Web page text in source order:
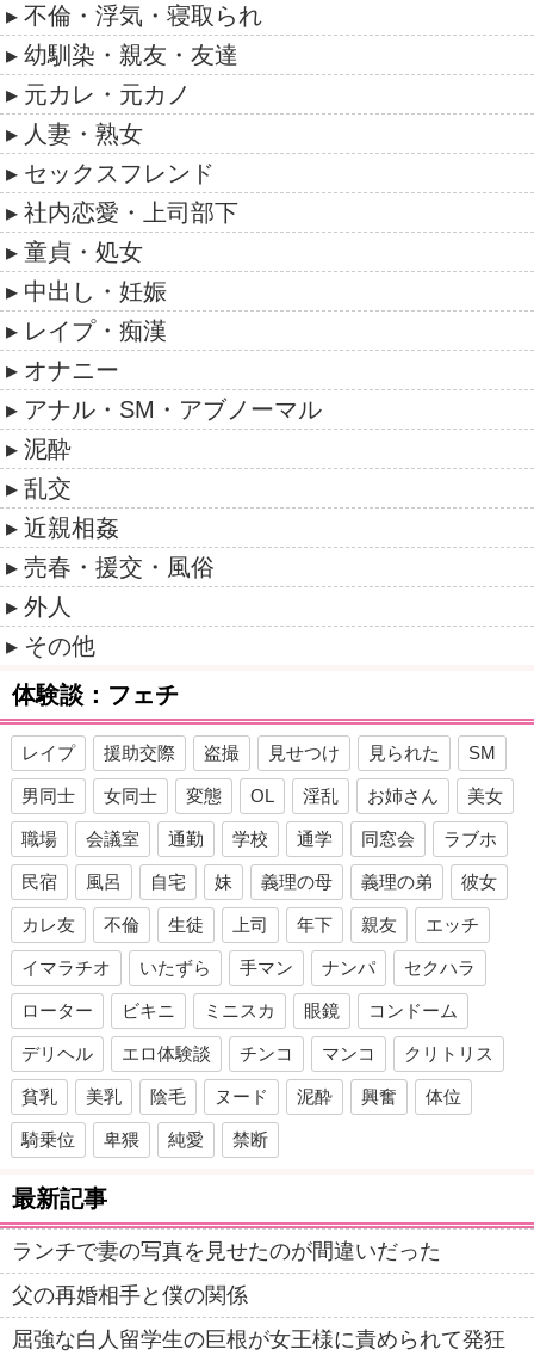
不倫・浮気・寝取られ
幼馴染・親友・友達
元カレ・元カノ
人妻・熟女
セックスフレンド
社内恋愛・上司部下
童貞・処女
中出し・妊娠
レイプ・痴漢
オナニー
アナル・SM・アブノーマル
泥酔
乱交
近親相姦
売春・援交・風俗
外人
その他
体験談：フェチ
レイプ 援助交際 盗撮 見せつけ 見られた SM
男同士 女同士 変態 OL 淫乱 お姉さん 美女
職場 会議室 通勤 学校 通学 同窓会 ラブホ
民宿 風呂 自宅 妹 義理の母 義理の弟 彼女
カレ友 不倫 生徒 上司 年下 親友 エッチ
イマラチオ いたずら 手マン ナンパ セクハラ
ローター ビキニ ミニスカ 眼鏡 コンドーム
デリヘル エロ体験談 チンコ マンコ クリトリス
貧乳 美乳 陰毛 ヌード 泥酔 興奮 体位
騎乗位 卑猥 純愛 禁断
最新記事
ランチで妻の写真を見せたのが間違いだった
父の再婚相手と僕の関係
屈強な白人留学生の巨根が女王様に責められて発狂